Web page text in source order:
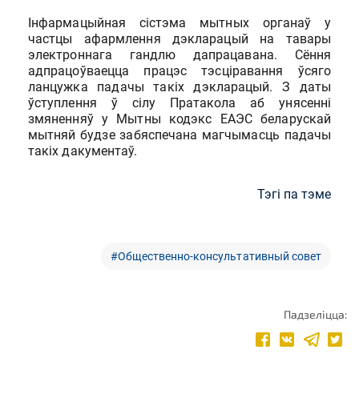
Інфармацыйная сістэма мытных органаў у
частцы афармлення дэкларацый на тавары
электроннага гандлю дапрацавана. Сёння
адпрацоўваецца працэс тэсціравання ўсяго
ланцужка падачы такіх дэкларацый. З даты
ўступлення ў сілу Пратакола аб унясенні
змяненняў у Мытны кодэкс ЕАЭС беларускай
мытняй будзе забяспечана магчымасць падачы
такіх дакументаў.
Тэгі па тэме
#Общественно-консультативный совет
Падзеліцца: